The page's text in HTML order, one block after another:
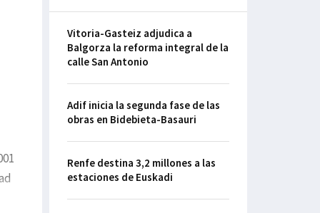
Vitoria-Gasteiz adjudica a
Balgorza la reforma integral de la
calle San Antonio
Adif inicia la segunda fase de las
obras en Bidebieta-Basauri
Renfe destina 3,2 millones a las
estaciones de Euskadi